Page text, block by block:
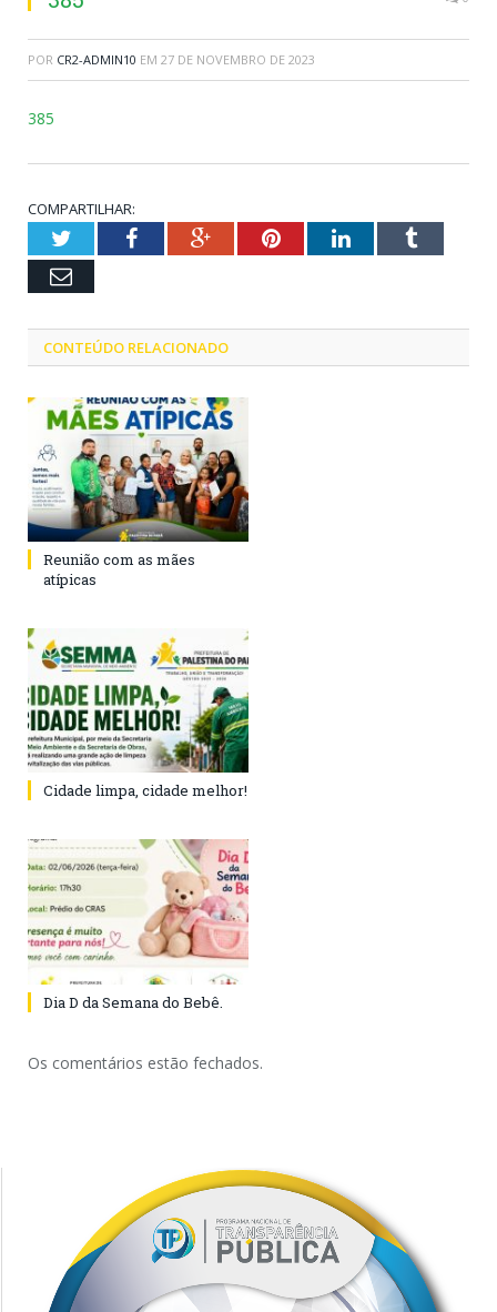
POR CR2-ADMIN10 EM 27 DE NOVEMBRO DE 2023
385
COMPARTILHAR:
TwitterFacebookGoogle+PinterestLinkedInTumblr
Email
CONTEÚDO RELACIONADO
Reunião com as mães
atípicas
Cidade limpa, cidade melhor!
Dia D da Semana do Bebê.
Os comentários estão fechados.